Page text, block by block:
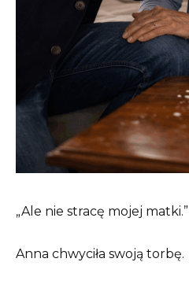
„Ale nie stracę mojej matki.”
Anna chwyciła swoją torbę.